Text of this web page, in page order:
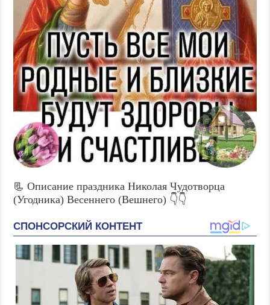
📃 Описание праздника Николая Чудотворца
(Угодника) Весеннего (Вешнего) 👇👇